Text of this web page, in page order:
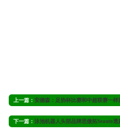
上一篇： 安德森：足协杯比赛和中超联赛一
下一篇： 泳池机器人头部品牌思傲拓Seauto